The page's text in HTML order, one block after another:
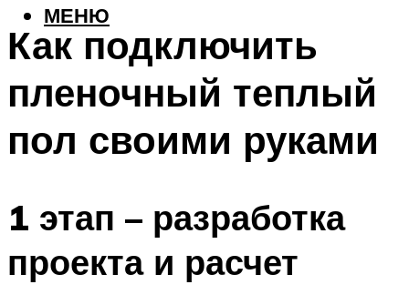
МЕНЮ
Как подключить
пленочный теплый
пол своими руками
1 этап – разработка
проекта и расчет